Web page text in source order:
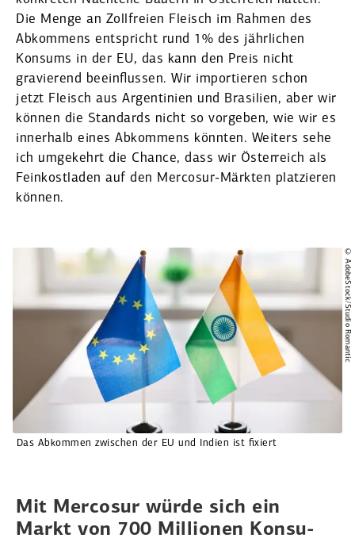
Die Menge an Zollfreien Fleisch im Rahmen des
Abkommens entspricht rund 1% des jährlichen
Konsums in der EU, das kann den Preis nicht
gravierend beein­flussen. Wir impor­tieren schon
jetzt Fleisch aus Argen­tinien und Brasilien, aber wir
können die Standards nicht so vorgeben, wie wir es
innerhalb eines Abkommens könnten. Weiters sehe
ich umgekehrt die Chance, dass wir Öster­reich als
Feinkost­laden auf den Mercosur-Märkten platzieren
können.
© AdobeStock/Studio Romantic
Das Abkommen zwischen der EU und Indien ist fixiert
Mit Mercosur würde sich ein
Markt von 700 Millionen Konsu­